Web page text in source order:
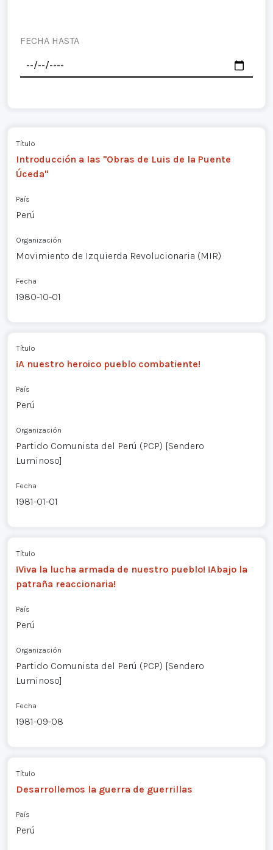
FECHA HASTA
Título
Introducción a las "Obras de Luis de la Puente
Úceda"
País
Perú
Organización
Movimiento de Izquierda Revolucionaria (MIR)
Fecha
1980-10-01
Título
¡A nuestro heroico pueblo combatiente!
País
Perú
Organización
Partido Comunista del Perú (PCP) [Sendero
Luminoso]
Fecha
1981-01-01
Título
¡Viva la lucha armada de nuestro pueblo! ¡Abajo la
patraña reaccionaria!
País
Perú
Organización
Partido Comunista del Perú (PCP) [Sendero
Luminoso]
Fecha
1981-09-08
Título
Desarrollemos la guerra de guerrillas
País
Perú